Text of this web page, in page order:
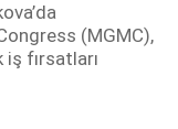
(MGMC),
iş fırsatları